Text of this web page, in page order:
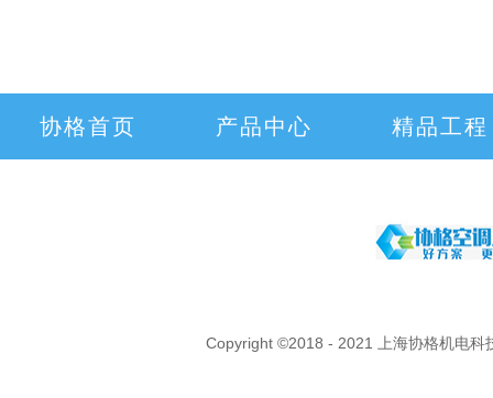
协格首页 产品中心 精品工程
Copyright ©2018 - 2021 上海协格机电